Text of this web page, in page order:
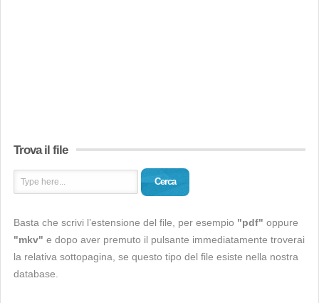
Trova il file
Cerca
Basta che scrivi l’estensione del file, per esempio "pdf" oppure
"mkv" e dopo aver premuto il pulsante immediatamente troverai
la relativa sottopagina, se questo tipo del file esiste nella nostra
database.